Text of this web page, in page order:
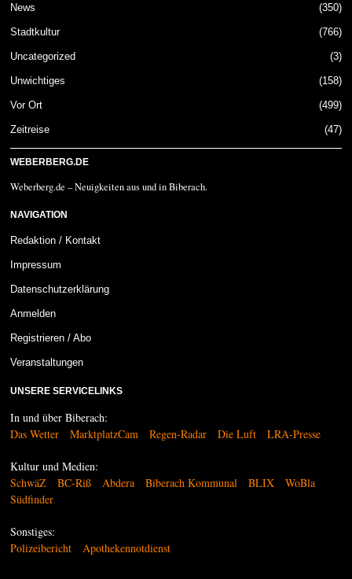
News 350
Stadtkultur 766
Uncategorized 3
Unwichtiges 158
Vor Ort 499
Zeitreise 47
WEBERBERG.DE
Weberberg.de – Neuigkeiten aus und in Biberach.
NAVIGATION
Redaktion / Kontakt
Impressum
Datenschutzerklärung
Anmelden
Registrieren / Abo
Veranstaltungen
UNSERE SERVICELINKS
In und über Biberach:
Das Wetter
MarktplatzCam Regen-Radar Die Luft LRA-Presse
Kultur und Medien:
SchwäZ
BC-Riß Abdera Biberach Kommunal BLIX
WoBla
Südfinder
Sonstiges:
Polizeibericht
Apothekennotdienst